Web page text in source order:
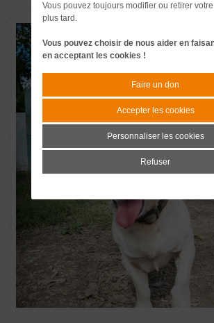
Vous pouvez toujours modifier ou retirer
plus tard.
Vous pouvez choisir de nous aider en
en acceptant les cookies !
Faire un don
Accepter les cookies
Personnaliser les cookies
Refuser